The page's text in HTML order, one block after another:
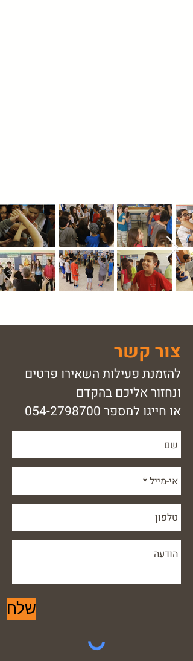
צור קשר
להזמנת פעילות השאירו פרטים
ונחזור אליכם בהקדם
או חייגו למספר054-2798700
שלח